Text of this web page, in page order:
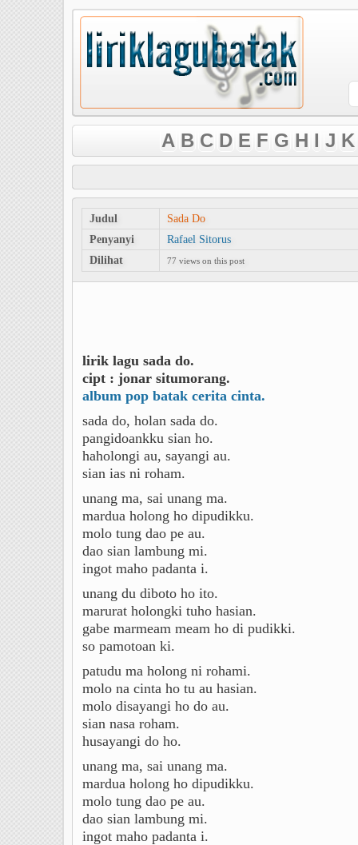
A B C D E F G H I J K
Judul
Sada Do
Penyanyi
Rafael Sitorus
Dilihat
77 views on this post
lirik lagu sada do.
cipt : jonar situmorang.
album pop batak cerita cinta.
sada do, holan sada do.
pangidoankku sian ho.
haholongi au, sayangi au.
sian ias ni roham.
unang ma, sai unang ma.
mardua holong ho dipudikku.
molo tung dao pe au.
dao sian lambung mi.
ingot maho padanta i.
unang du diboto ho ito.
marurat holongki tuho hasian.
gabe marmeam meam ho di pudikki.
so pamotoan ki.
patudu ma holong ni rohami.
molo na cinta ho tu au hasian.
molo disayangi ho do au.
sian nasa roham.
husayangi do ho.
unang ma, sai unang ma.
mardua holong ho dipudikku.
molo tung dao pe au.
dao sian lambung mi.
ingot maho padanta i.